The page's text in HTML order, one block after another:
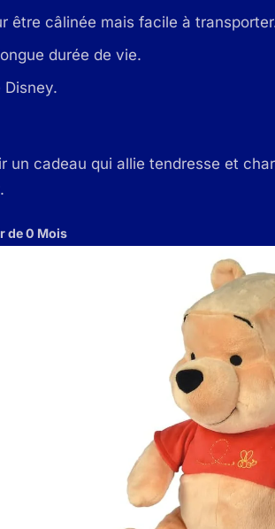
être câlinée mais facile à
durée de vie.
cadeau qui allie tendresse et
de 0 Mois